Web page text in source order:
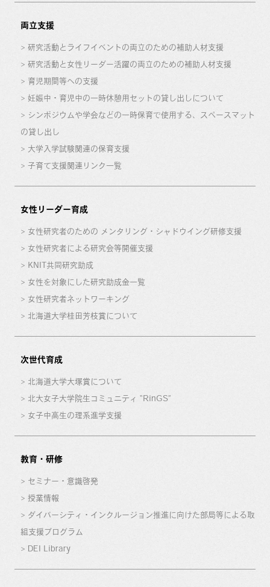
両立支援
研究活動とライフイベントの両立のための補助人材支援
研究活動と女性リーダー活躍の両立のための補助人材支援
育児期間等への支援
妊娠中・育児中の一時休憩用セットの貸し出しについて
シンポジウムや学会などの一時保育で使用する、スペースマット
の貸し出し
大学入学試験関連の保育支援
子育て支援関連リンク一覧
女性リーダー育成
女性研究者のための メンタリング・シャドウイング研修支援
女性研究者による研究会等開催支援
KNIT共同研究助成
女性を対象にした研究助成金一覧
女性研究者ネットワーキング
北海道大学桂田芳枝賞について
次世代育成
北海道大学大塚賞について
北大女子大学院生コミュニティ “RinGS”
女子中高生の理系進学支援
教育・研修
セミナー・意識啓発
授業情報
ダイバーシティ・インクルージョン推進に向けた部局等による取
組支援プログラム
DEI Library